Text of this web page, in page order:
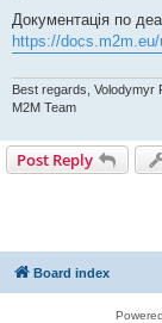
s
Документація по
https://
Best regards, Volodymyr
M2M Team
Post Reply
Board index